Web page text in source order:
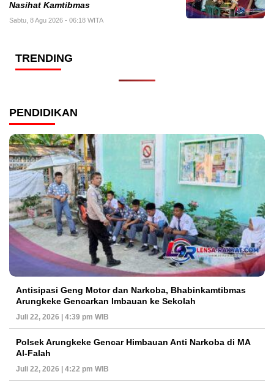
Nasihat Kamtibmas
Sabtu, 8 Agu 2026 - 06:18 WITA
TRENDING
PENDIDIKAN
Antisipasi Geng Motor dan Narkoba, Bhabinkamtibmas
Arungkeke Gencarkan Imbauan ke Sekolah
Juli 22, 2026 | 4:39 pm WIB
Polsek Arungkeke Gencar Himbauan Anti Narkoba di MA
Al-Falah
Juli 22, 2026 | 4:22 pm WIB